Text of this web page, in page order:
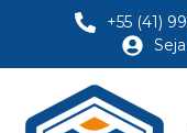
+55 (41)